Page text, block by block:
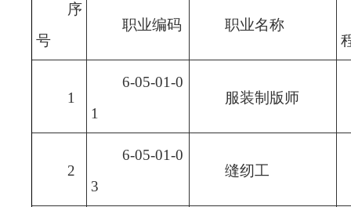
序
号
职业编码
职业名称
1
6-05-01-0
1
服装制版师
2
6-05-01-0
3
缝纫工